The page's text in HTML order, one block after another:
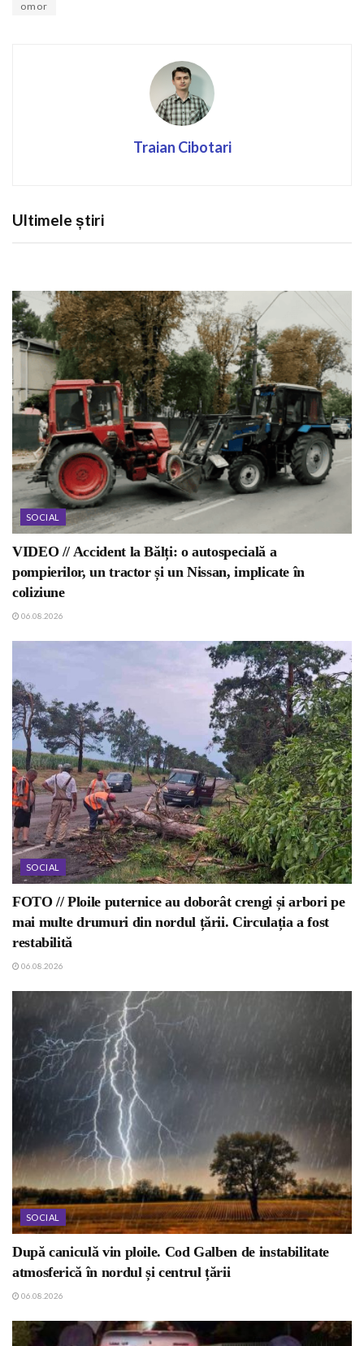
omor
Traian Cibotari
Ultimele știri
SOCIAL
VIDEO // Accident la Bălți: o autospecială a
pompierilor, un tractor și un Nissan, implicate în
coliziune
06.08.2026
SOCIAL
FOTO // Ploile puternice au doborât crengi și arbori pe
mai multe drumuri din nordul țării. Circulația a fost
restabilită
06.08.2026
SOCIAL
După caniculă vin ploile. Cod Galben de instabilitate
atmosferică în nordul și centrul țării
06.08.2026